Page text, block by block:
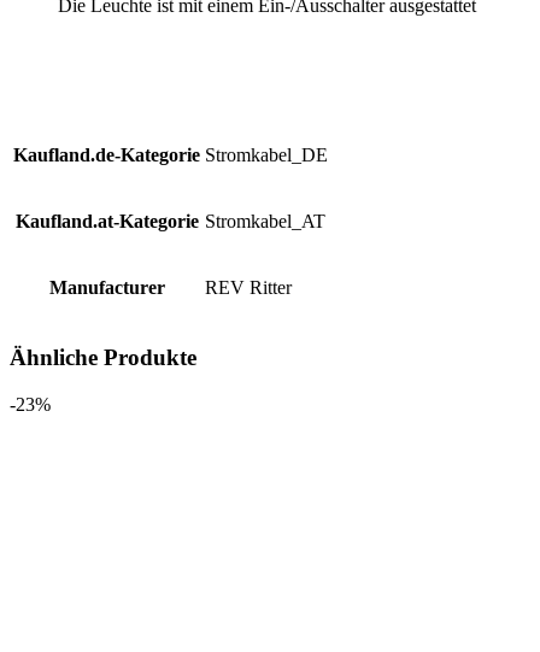
Die Leuchte ist mit einem Ein-/Ausschalter ausgestattet
Kaufland.de-Kategorie Stromkabel_DE
Kaufland.at-Kategorie Stromkabel_AT
Manufacturer REV Ritter
Ähnliche Produkte
-23%